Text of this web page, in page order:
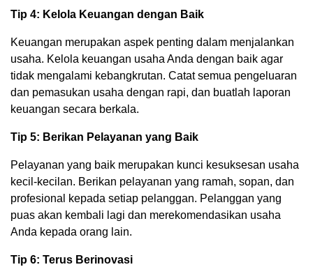
Tip 4: Kelola Keuangan dengan Baik
Keuangan merupakan aspek penting dalam menjalankan
usaha. Kelola keuangan usaha Anda dengan baik agar
tidak mengalami kebangkrutan. Catat semua pengeluaran
dan pemasukan usaha dengan rapi, dan buatlah laporan
keuangan secara berkala.
Tip 5: Berikan Pelayanan yang Baik
Pelayanan yang baik merupakan kunci kesuksesan usaha
kecil-kecilan. Berikan pelayanan yang ramah, sopan, dan
profesional kepada setiap pelanggan. Pelanggan yang
puas akan kembali lagi dan merekomendasikan usaha
Anda kepada orang lain.
Tip 6: Terus Berinovasi